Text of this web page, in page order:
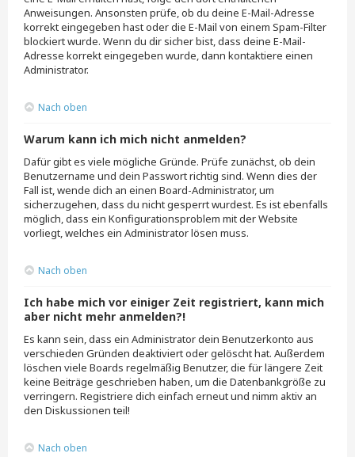
Anweisungen. Ansonsten prüfe, ob du deine E-Mail-Adresse
korrekt eingegeben hast oder die E-Mail von einem Spam-Filter
blockiert wurde. Wenn du dir sicher bist, dass deine E-Mail-
Adresse korrekt eingegeben wurde, dann kontaktiere einen
Administrator.
Nach oben
Warum kann ich mich nicht anmelden?
Dafür gibt es viele mögliche Gründe. Prüfe zunächst, ob dein
Benutzername und dein Passwort richtig sind. Wenn dies der
Fall ist, wende dich an einen Board-Administrator, um
sicherzugehen, dass du nicht gesperrt wurdest. Es ist ebenfalls
möglich, dass ein Konfigurationsproblem mit der Website
vorliegt, welches ein Administrator lösen muss.
Nach oben
Ich habe mich vor einiger Zeit registriert, kann mich
aber nicht mehr anmelden?!
Es kann sein, dass ein Administrator dein Benutzerkonto aus
verschieden Gründen deaktiviert oder gelöscht hat. Außerdem
löschen viele Boards regelmäßig Benutzer, die für längere Zeit
keine Beiträge geschrieben haben, um die Datenbankgröße zu
verringern. Registriere dich einfach erneut und nimm aktiv an
den Diskussionen teil!
Nach oben